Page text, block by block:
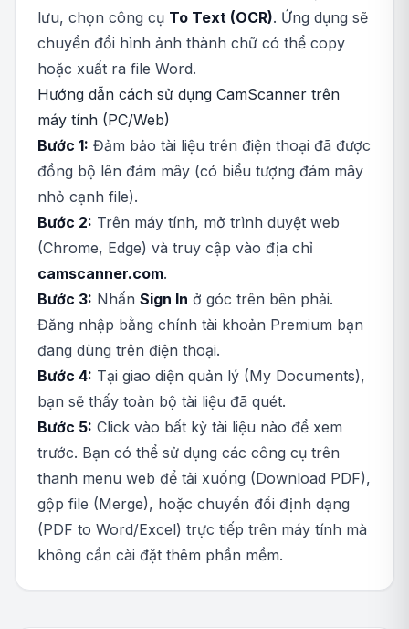
lưu, chọn công cụ To Text (OCR). Ứng dụng sẽ
chuyển đổi hình ảnh thành chữ có thể copy
hoặc xuất ra file Word.
Hướng dẫn cách sử dụng CamScanner trên
máy tính (PC/Web)
Bước 1: Đảm bảo tài liệu trên điện thoại đã được
đồng bộ lên đám mây (có biểu tượng đám mây
nhỏ cạnh file).
Bước 2: Trên máy tính, mở trình duyệt web
(Chrome, Edge) và truy cập vào địa chỉ
camscanner.com.
Bước 3: Nhấn Sign In ở góc trên bên phải.
Đăng nhập bằng chính tài khoản Premium bạn
đang dùng trên điện thoại.
Bước 4: Tại giao diện quản lý (My Documents),
bạn sẽ thấy toàn bộ tài liệu đã quét.
Bước 5: Click vào bất kỳ tài liệu nào để xem
trước. Bạn có thể sử dụng các công cụ trên
thanh menu web để tải xuống (Download PDF),
gộp file (Merge), hoặc chuyển đổi định dạng
(PDF to Word/Excel) trực tiếp trên máy tính mà
không cần cài đặt thêm phần mềm.